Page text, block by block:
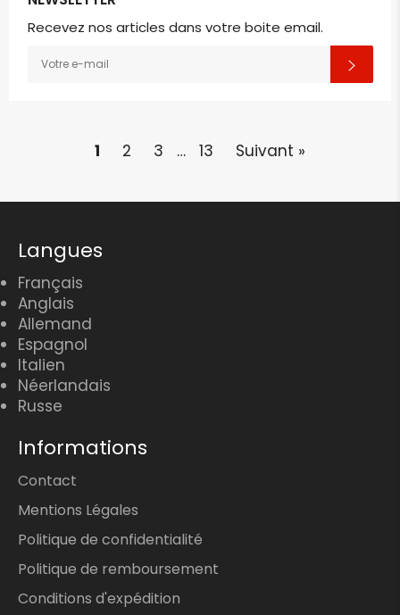
Recevez nos articles dans votre boite email.
VOUS
1 2 3 … 13 Suivant »
Langues
Français
Anglais
Allemand
Espagnol
Italien
Néerlandais
Russe
Informations
Contact
Mentions Légales
Politique de confidentialité
Politique de remboursement
Conditions d'expédition